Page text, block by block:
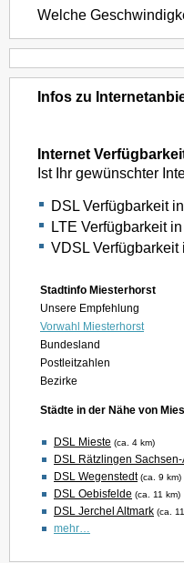
Welche
Infos zu
Internet
Ist Ihr gewünschter
DSL Verfügbarkeit
LTE Verfügbarkeit
VDSL Verfügbarkeit
Stadtinfo Miesterhorst
Unsere Empfehlung
Vorwahl Miesterhorst
Bundesland
Postleitzahlen
Bezirke
Städte in der Nähe von
DSL Mieste (ca. 4 km)
DSL Rätzlingen
DSL Wegenstedt (ca. 9 km)
DSL Oebisfelde (ca. 11 km)
DSL Jerchel Altmark (ca.
mehr…